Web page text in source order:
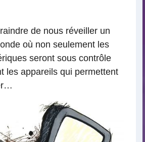
de nous réveiller un
où non seulement les
seront sous contrôle
les appareils qui permettent